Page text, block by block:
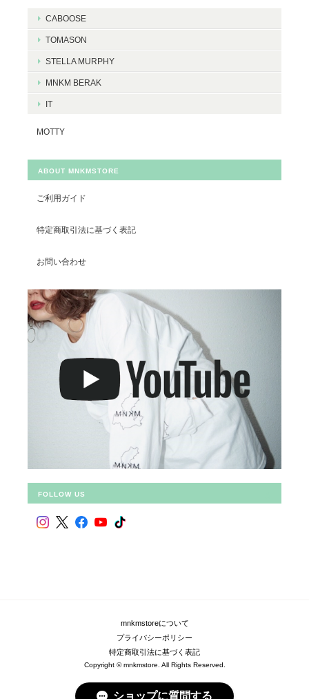
CABOOSE
TOMASON
STELLA MURPHY
MNKM BERAK
IT
MOTTY
ABOUT MNKMSTORE
ご利用ガイド
特定商取引法に基づく表記
お問い合わせ
FOLLOW US
mnkmstoreについて
プライバシーポリシー
特定商取引法に基づく表記
Copyright © mnkmstore. All Rights Reserved.
ショップに質問する